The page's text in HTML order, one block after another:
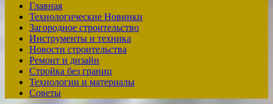
Главная
Технологические Новинки
Загородное строительство
Инструменты и техника
Новости строительства
Ремонт и дизайн
Стройка без границ
Технологии и материалы
Советы